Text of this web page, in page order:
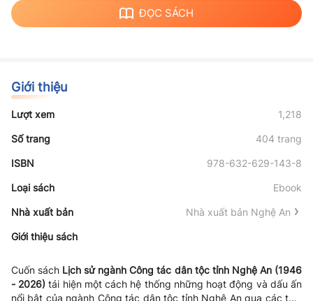
ĐỌC SÁCH
Giới thiệu
Lượt xem 1,218
Số trang 404 trang
ISBN 978-632-629-143-8
Loại sách Ebook
Nhà xuất bản Nhà xuất bản Nghệ An
Giới thiệu sách
Cuốn sách Lịch sử ngành Công tác dân tộc tỉnh Nghệ An (1946
- 2026) tái hiện một cách hệ thống những hoạt động và dấu ấn
nổi bật của ngành Công tác dân tộc tỉnh Nghệ An qua các thời